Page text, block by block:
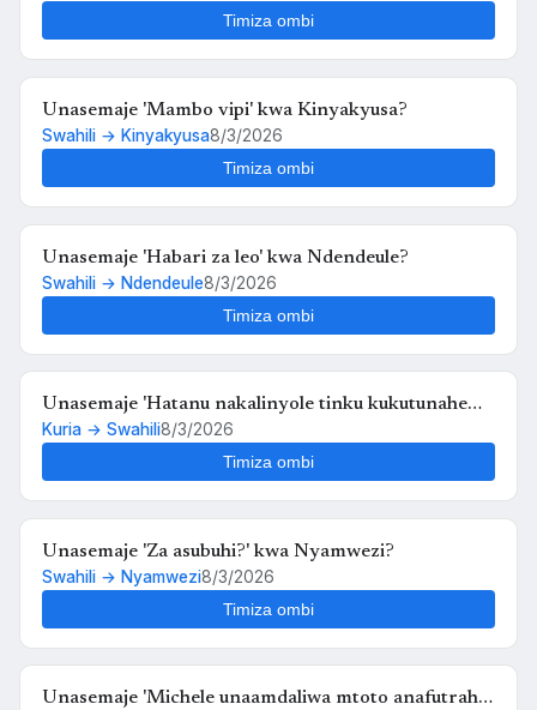
Timiza ombi
Unasemaje 'Mambo vipi' kwa Kinyakyusa?
Swahili → Kinyakyusa8/3/2026
Timiza ombi
Unasemaje 'Habari za leo' kwa Ndendeule?
Swahili → Ndendeule8/3/2026
Timiza ombi
Unasemaje 'Hatanu nakalinyole tinku kukutunahe
mula uche kunyankya mute' kwa Swahili?
Kuria → Swahili8/3/2026
Timiza ombi
Unasemaje 'Za asubuhi?' kwa Nyamwezi?
Swahili → Nyamwezi8/3/2026
Timiza ombi
Unasemaje 'Michele unaamdaliwa mtoto anafutrahia'